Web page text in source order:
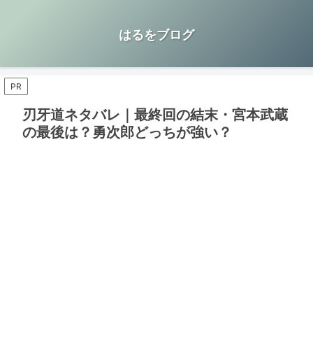
はるをブログ
PR
刃牙道ネタバレ｜最終回の結末・宮本武蔵
の最後は？勇次郎どっちが強い？